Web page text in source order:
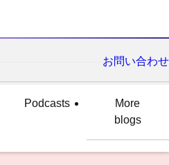
お問い合わせ
Podcasts
More
blogs